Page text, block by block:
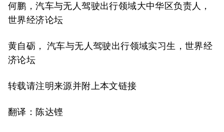
何鹏，汽车与无人驾驶出行领域大中华区负责人，
世界经济论坛
黄自砺， 汽车与无人驾驶出行领域实习生，世界经
济论坛
转载请注明来源并附上本文链接
翻译：陈达铿